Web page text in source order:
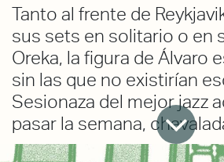
Tanto al frente de
sus sets en solitario o en
Oreka, la figura de Álvaro
sin las que no existirían
Sesionaza del mejor jazz
pasar la semana,